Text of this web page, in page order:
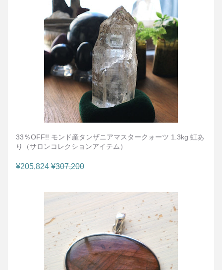
33％OFF!! モンド産タンザニアマスタークォーツ 1.3kg 虹あ
り（サロンコレクションアイテム）
¥205,824 ¥307,200